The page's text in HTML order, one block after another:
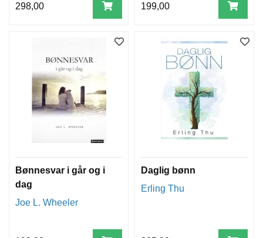
298,00 199,00
Bønnesvar i går og i
dag
Joe L. Wheeler
Daglig bønn
Erling Thu